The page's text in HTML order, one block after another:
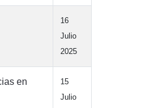
16
Julio
2025
en
15
Julio